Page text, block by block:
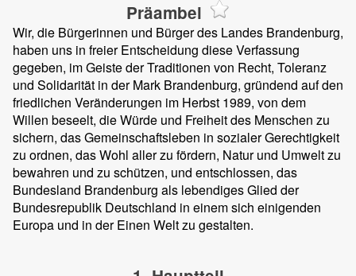
Präambel
Wir, die Bürgerinnen und Bürger des Landes Brandenburg,
haben uns in freier Entscheidung diese Verfassung
gegeben, im Geiste der Traditionen von Recht, Toleranz
und Solidarität in der Mark Brandenburg, gründend auf den
friedlichen Veränderungen im Herbst 1989, von dem
Willen beseelt, die Würde und Freiheit des Menschen zu
sichern, das Gemeinschaftsleben in sozialer Gerechtigkeit
zu ordnen, das Wohl aller zu fördern, Natur und Umwelt zu
bewahren und zu schützen, und entschlossen, das
Bundesland Brandenburg als lebendiges Glied der
Bundesrepublik Deutschland in einem sich einigenden
Europa und in der Einen Welt zu gestalten.